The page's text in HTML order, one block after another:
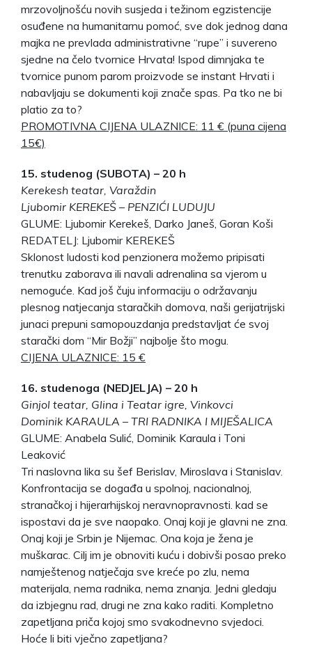
mrzovoljnošću novih susjeda i težinom egzistencije
osuđene na humanitarnu pomoć, sve dok jednog dana
majka ne prevlada administrativne “rupe” i suvereno
sjedne na čelo tvornice Hrvata! Ispod dimnjaka te
tvornice punom parom proizvode se instant Hrvati i
nabavljaju se dokumenti koji znače spas. Pa tko ne bi
platio za to?
PROMOTIVNA CIJENA ULAZNICE: 11 € (puna cijena
15€)
15. studenog (SUBOTA) – 20 h
Kerekesh teatar, Varaždin
Ljubomir KEREKEŠ – PENZIĆI LUDUJU
GLUME: Ljubomir Kerekeš, Darko Janeš, Goran Koši
REDATELJ: Ljubomir KEREKEŠ
Sklonost ludosti kod penzionera možemo pripisati
trenutku zaborava ili navali adrenalina sa vjerom u
nemoguće. Kad još čuju informaciju o održavanju
plesnog natjecanja staračkih domova, naši gerijatrijski
junaci prepuni samopouzdanja predstavljat će svoj
starački dom “Mir Božji” najbolje što mogu.
CIJENA ULAZNICE: 15 €
16. studenoga (NEDJELJA) – 20 h
Ginjol teatar, Glina i Teatar igre, Vinkovci
Dominik KARAULA – TRI RADNIKA I MIJEŠALICA
GLUME: Anabela Sulić, Dominik Karaula i Toni
Leaković
Tri naslovna lika su šef Berislav, Miroslava i Stanislav.
Konfrontacija se događa u spolnoj, nacionalnoj,
stranačkoj i hijerarhijskoj neravnopravnosti. kad se
ispostavi da je sve naopako. Onaj koji je glavni ne zna.
Onaj koji je Srbin je Nijemac. Ona koja je žena je
muškarac. Cilj im je obnoviti kuću i dobivši posao preko
namještenog natječaja sve kreće po zlu, nema
materijala, nema radnika, nema znanja. Jedni gledaju
da izbjegnu rad, drugi ne zna kako raditi. Kompletno
zapetljana priča kojoj smo svakodnevno svjedoci.
Hoće li biti vječno zapetljana?